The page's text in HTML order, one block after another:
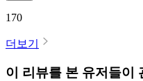
170
더보기
이 리뷰를 본 유저들이